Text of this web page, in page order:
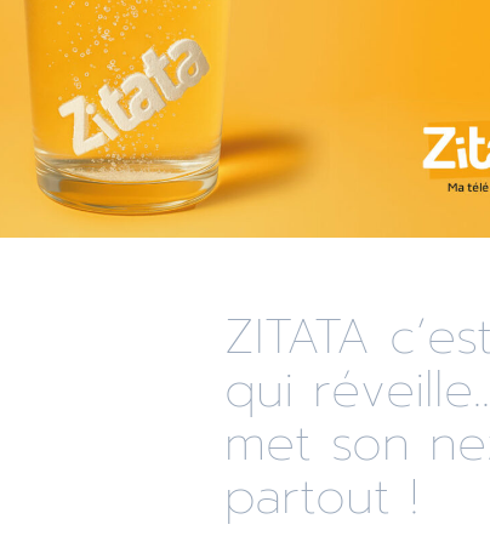
ZITATA
qui
met son
partout !